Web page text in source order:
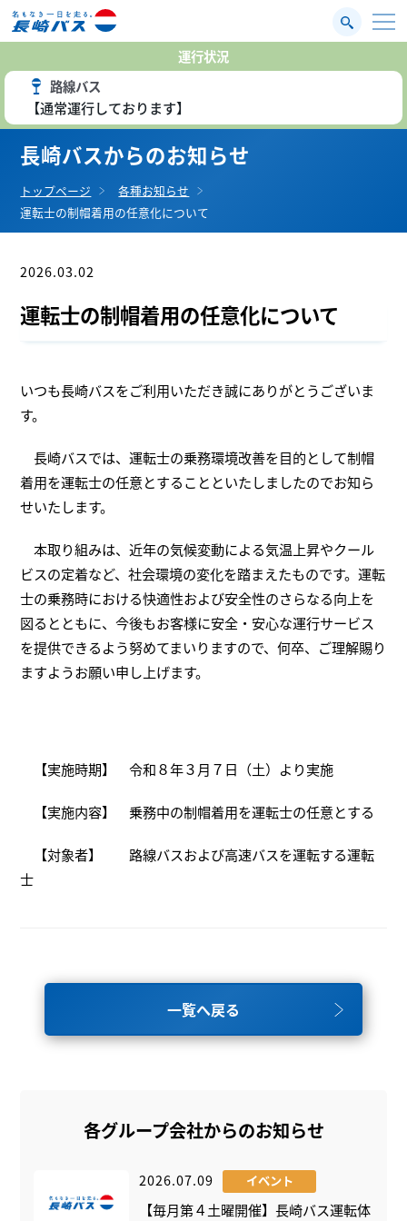
運行状況
路線バス
【通常運行しております】
長崎バスからのお知らせ
トップページ
各種お知らせ
運転士の制帽着用の任意化について
2026.03.02
運転士の制帽着用の任意化について
いつも長崎バスをご利用いただき誠にありがとうございま
す。
長崎バスでは、運転士の乗務環境改善を目的として制帽
着用を運転士の任意とすることといたしましたのでお知ら
せいたします。
本取り組みは、近年の気候変動による気温上昇やクール
ビスの定着など、社会環境の変化を踏まえたものです。運転
士の乗務時における快適性および安全性のさらなる向上を
図るとともに、今後もお客様に安全・安心な運行サービス
を提供できるよう努めてまいりますので、何卒、ご理解賜り
ますようお願い申し上げます。
【実施時期】 令和８年３月７日（土）より実施
【実施内容】 乗務中の制帽着用を運転士の任意とする
【対象者】 路線バスおよび高速バスを運転する運転
士
一覧へ戻る
各グループ会社からのお知らせ
2026.07.09 イベント
【毎月第４土曜開催】長崎バス運転体